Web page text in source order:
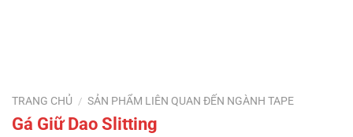
TRANG CHỦ / SẢN PHẨM LIÊN QUAN ĐẾN NGÀNH TAPE
Gá Giữ Dao Slitting